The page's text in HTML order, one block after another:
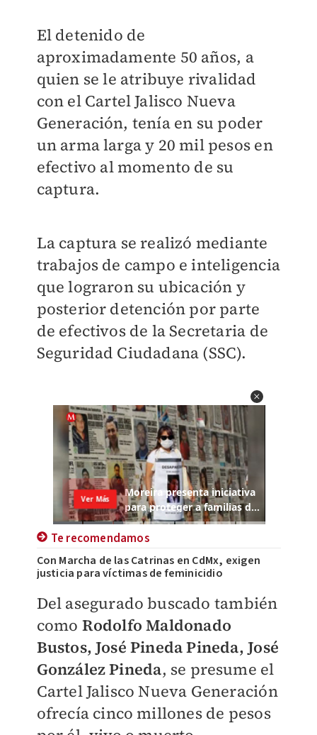
El detenido de
aproximadamente 50 años, a
quien se le atribuye rivalidad
con el Cartel Jalisco Nueva
Generación, tenía en su poder
un arma larga y 20 mil pesos en
efectivo al momento de su
captura.
La captura se realizó mediante
trabajos de campo e inteligencia
que lograron su ubicación y
posterior detención por parte
de efectivos de la Secretaria de
Seguridad Ciudadana (SSC).
Te recomendamos
Con Marcha de las Catrinas en CdMx, exigen
justicia para víctimas de feminicidio
Del asegurado buscado también
como Rodolfo Maldonado
Bustos, José Pineda Pineda, José
González Pineda, se presume el
Cartel Jalisco Nueva Generación
ofrecía cinco millones de pesos